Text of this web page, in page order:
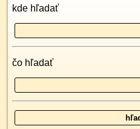
kde hľadať
čo hľadať